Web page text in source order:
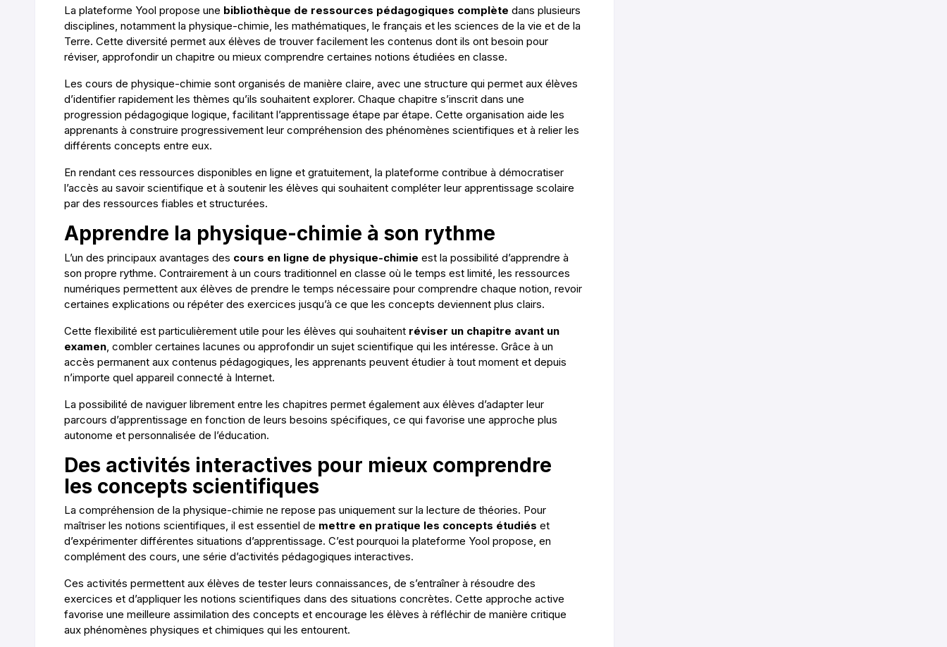
La plateforme Yool propose une bibliothèque de ressources pédagogiques complète dans plusieurs
disciplines, notamment la physique-chimie, les mathématiques, le français et les sciences de la vie et de la
Terre. Cette diversité permet aux élèves de trouver facilement les contenus dont ils ont besoin pour
réviser, approfondir un chapitre ou mieux comprendre certaines notions étudiées en classe.
Les cours de physique-chimie sont organisés de manière claire, avec une structure qui permet aux élèves
d’identifier rapidement les thèmes qu’ils souhaitent explorer. Chaque chapitre s’inscrit dans une
progression pédagogique logique, facilitant l’apprentissage étape par étape. Cette organisation aide les
apprenants à construire progressivement leur compréhension des phénomènes scientifiques et à relier les
différents concepts entre eux.
En rendant ces ressources disponibles en ligne et gratuitement, la plateforme contribue à démocratiser
l’accès au savoir scientifique et à soutenir les élèves qui souhaitent compléter leur apprentissage scolaire
par des ressources fiables et structurées.
Apprendre la physique-chimie à son rythme
L’un des principaux avantages des cours en ligne de physique-chimie est la possibilité d’apprendre à
son propre rythme. Contrairement à un cours traditionnel en classe où le temps est limité, les ressources
numériques permettent aux élèves de prendre le temps nécessaire pour comprendre chaque notion, revoir
certaines explications ou répéter des exercices jusqu’à ce que les concepts deviennent plus clairs.
Cette flexibilité est particulièrement utile pour les élèves qui souhaitent réviser un chapitre avant un
examen , combler certaines lacunes ou approfondir un sujet scientifique qui les intéresse. Grâce à un
accès permanent aux contenus pédagogiques, les apprenants peuvent étudier à tout moment et depuis
n’importe quel appareil connecté à Internet.
La possibilité de naviguer librement entre les chapitres permet également aux élèves d’adapter leur
parcours d’apprentissage en fonction de leurs besoins spécifiques, ce qui favorise une approche plus
autonome et personnalisée de l’éducation.
Des activités interactives pour mieux comprendre
les concepts scientifiques
La compréhension de la physique-chimie ne repose pas uniquement sur la lecture de théories. Pour
maîtriser les notions scientifiques, il est essentiel de mettre en pratique les concepts étudiés et
d’expérimenter différentes situations d’apprentissage. C’est pourquoi la plateforme Yool propose, en
complément des cours, une série d’activités pédagogiques interactives.
Ces activités permettent aux élèves de tester leurs connaissances, de s’entraîner à résoudre des
exercices et d’appliquer les notions scientifiques dans des situations concrètes. Cette approche active
favorise une meilleure assimilation des concepts et encourage les élèves à réfléchir de manière critique
aux phénomènes physiques et chimiques qui les entourent.